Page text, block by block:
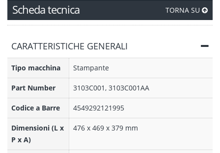
Scheda tecnica TORNA SU
CARATTERISTICHE GENERALI
Tipo macchina Stampante
Part Number 3103C001, 3103C001AA
Codice a Barre 4549292121995
Dimensioni (L x
P x A)
476 x 469 x 379 mm